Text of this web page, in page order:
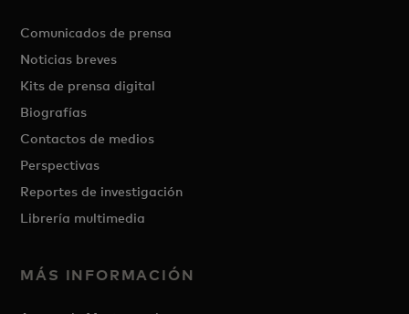
Comunicados de prensa
Noticias breves
Kits de prensa digital
Biografías
Contactos de medios
Perspectivas
Reportes de investigación
Librería multimedia
MÁS INFORMACIÓN